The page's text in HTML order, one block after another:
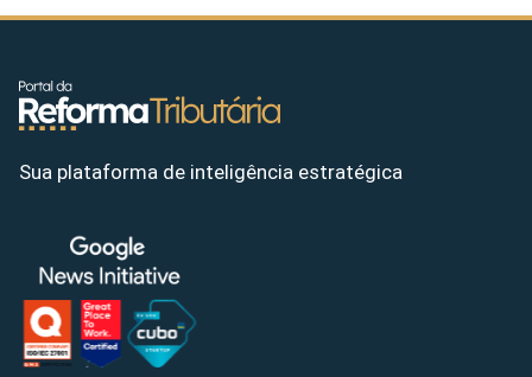
Sua plataforma de inteligência estratégica